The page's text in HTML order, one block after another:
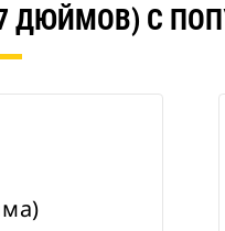
ДЮЙМОВ) С